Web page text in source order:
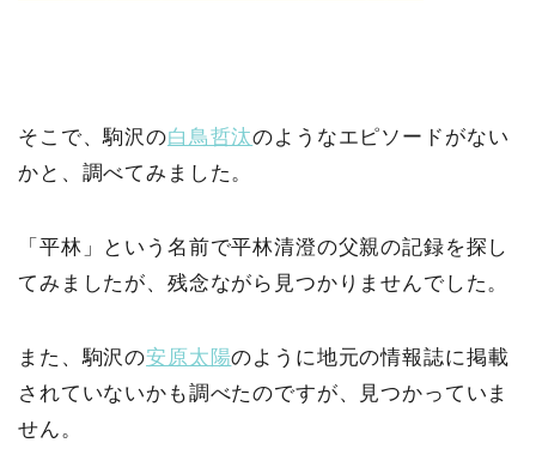
そこで、駒沢の白鳥哲汰のようなエピソードがない
かと、調べてみました。
「平林」という名前で平林清澄の父親の記録を探し
てみましたが、残念ながら見つかりませんでした。
また、駒沢の安原太陽のように地元の情報誌に掲載
されていないかも調べたのですが、見つかっていま
せん。